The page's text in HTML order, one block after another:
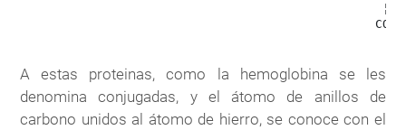
                                                  ¦
                                                 COO¯
A estas proteinas, como la hemoglobina se les
denomina conjugadas, y el átomo de anillos de
carbono unidos al átomo de hierro, se conoce con el